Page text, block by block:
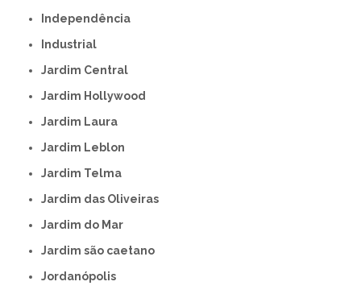
Independência
Industrial
Jardim Central
Jardim Hollywood
Jardim Laura
Jardim Leblon
Jardim Telma
Jardim das Oliveiras
Jardim do Mar
Jardim são caetano
Jordanópolis